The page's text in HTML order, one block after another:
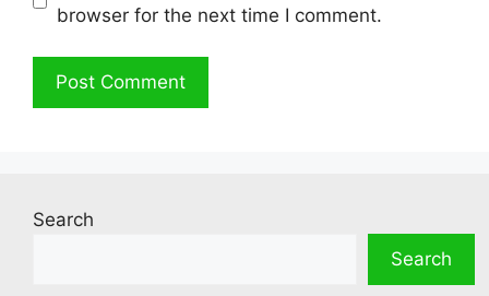
browser for the next time I comment.
Search
Search